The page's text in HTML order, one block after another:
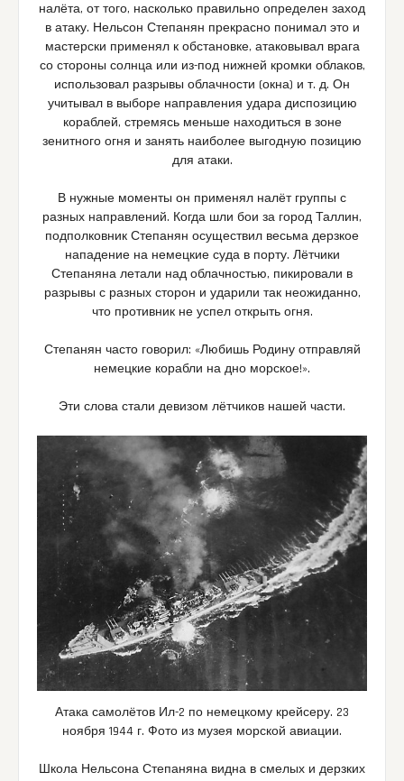
налёта, от того, насколько правильно определен заход
в атаку. Нельсон Степанян прекрасно понимал это и
мастерски применял к обстановке, атаковывал врага
со стороны солнца или из-под нижней кромки облаков,
использовал разрывы облачности (окна) и т. д. Он
учитывал в выборе направления удара диспозицию
кораблей, стремясь меньше находиться в зоне
зенитного огня и занять наиболее выгодную позицию
для атаки.
В нужные моменты он применял налёт группы с
разных направлений. Когда шли бои за город Таллин,
подполковник Степанян осуществил весьма дерзкое
нападение на немецкие суда в порту. Лётчики
Степаняна летали над облачностью, пикировали в
разрывы с разных сторон и ударили так неожиданно,
что противник не успел открыть огня.
Степанян часто говорил: «Любишь Родину отправляй
немецкие корабли на дно морское!».
Эти слова стали девизом лётчиков нашей части.
Атака самолётов Ил-2 по немецкому крейсеру. 23
ноября 1944 г. Фото из музея морской авиации.
Школа Нельсона Степаняна видна в смелых и дерзких